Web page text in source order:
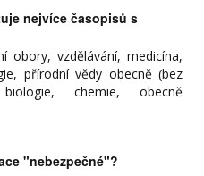
nejvíce časopisů s
obory, vzdělávání, medicína,
přírodní vědy obecně (bez
chemie, obecně
"nebezpečné"?